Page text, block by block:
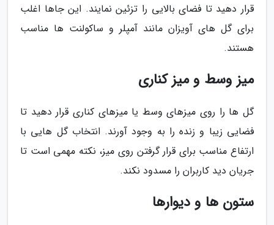
قرار دهید تا فضای بالایی را تزئین نمایند. این جاها اغلب
برای گل های آویزان مانند آمپلر و ساکولنت ها مناسب
هستند.
میز وسط و میز کناری
گل ها را روی میزهای وسط یا میزهای کناری قرار دهید تا
فضایی زیبا و زنده را به وجود آورند. انتخاب گل هایی با
ارتفاع مناسب برای قرار گرفتن روی میز، نکته مهمی است تا
جریان دید کاربران را مسدود نکند.
ستون ها و دیوارها